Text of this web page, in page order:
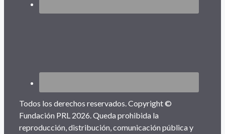
Todos los derechos reservados. Copyright ©
Fundación PRL 2026. Queda prohibida la
reproducción, distribución, comunicación pública y